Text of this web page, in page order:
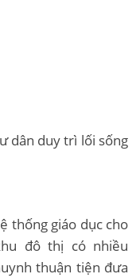
dân duy trì lối sống
thống giáo dục cho
đô thị có nhiều
thuận tiện đưa